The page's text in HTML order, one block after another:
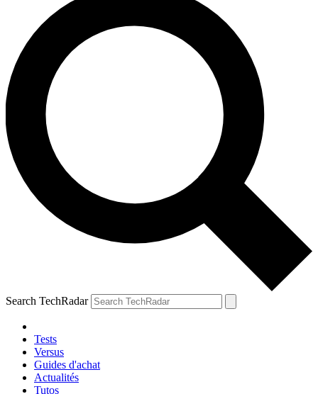
Search TechRadar
Tests
Versus
Guides d'achat
Actualités
Tutos